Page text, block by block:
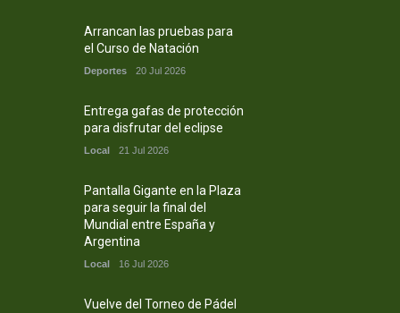
Arrancan las pruebas para
el Curso de Natación
Deportes 20 Jul 2026
Entrega gafas de protección
para disfrutar del eclipse
Local 21 Jul 2026
Pantalla Gigante en la Plaza
para seguir la final del
Mundial entre España y
Argentina
Local 16 Jul 2026
Vuelve del Torneo de Pádel